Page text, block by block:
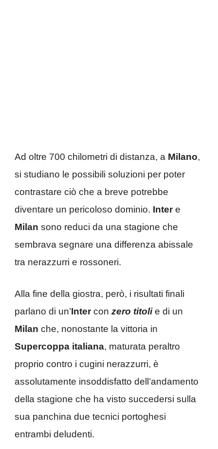
Ad oltre 700 chilometri di distanza, a Milano,
si studiano le possibili soluzioni per poter
contrastare ciò che a breve potrebbe
diventare un pericoloso dominio. Intere
Milan sono reduci da una stagione che
sembrava segnare una differenza abissale
tra nerazzurri e rossoneri.
Alla fine della giostra, però, i risultati finali
parlano di un’Intercon zero titolie di un
Milan che, nonostante la vittoria in
Supercoppa italiana, maturata peraltro
proprio contro i cugini nerazzurri, è
assolutamente insoddisfatto dell’andamento
della stagione che ha visto succedersi sulla
sua panchina due tecnici portoghesi
entrambi deludenti.